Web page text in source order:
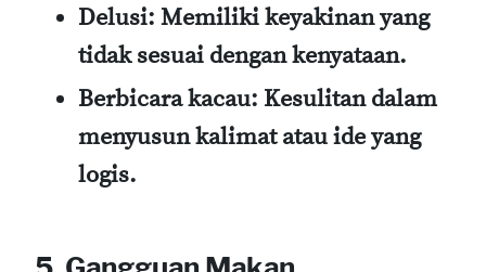
Delusi: Memiliki keyakinan yang
tidak sesuai dengan kenyataan.
Berbicara kacau: Kesulitan dalam
menyusun kalimat atau ide yang
logis.